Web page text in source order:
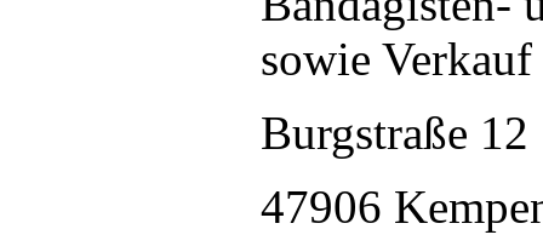
sowie
Burgstraße 12
47906